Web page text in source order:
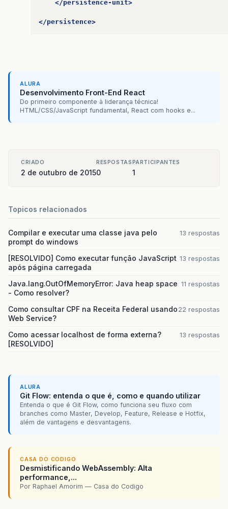
</persistence-unit>
</persistence>
ALURA
Desenvolvimento Front-End React
Do primeiro componente à liderança técnica!
HTML/CSS/JavaScript fundamental, React com hooks e...
CRIADO
2 de outubro de 2015
RESPOSTAS
0
PARTICIPANTES
1
Topicos relacionados
Compilar e executar uma classe java pelo
prompt do windows
13 respostas
[RESOLVIDO] Como executar função JavaScript
após página carregada
13 respostas
Java.lang.OutOfMemoryError: Java heap space
- Como resolver?
11 respostas
Como consultar CPF na Receita Federal usando
Web Service?
22 respostas
Como acessar localhost de forma externa?
[RESOLVIDO]
13 respostas
ALURA
Git Flow: entenda o que é, como e quando utilizar
Entenda o que é Git Flow, como funciona seu fluxo com
branches como Master, Develop, Feature, Release e Hotfix,
além de vantagens e desvantagens.
CASA DO CODIGO
Desmistificando WebAssembly: Alta
performance,...
Por Raphael Amorim — Casa do Codigo